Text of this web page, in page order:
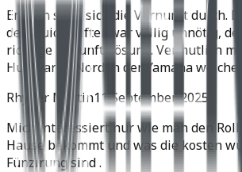
Endlich setzt sich die Vernunft durch.
den Quickshifter war völlig unnötig,
richtige Zukunftslösung. Vermutlich
Husqvarna Norden der Yamaha weichen.
Rhyner Martin11 September 2025
Mich interessiert nur wie man den
Hause bekommt und was die kosten
Fünzirung sind .